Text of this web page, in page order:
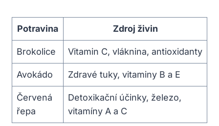
Potravina Zdroj živin
Brokolice Vitamin C, vláknina, antioxidanty
Avokádo Zdravé tuky, vitaminy B a E
Červená
řepa
Detoxikační účinky, železo,
vitamíny A a C